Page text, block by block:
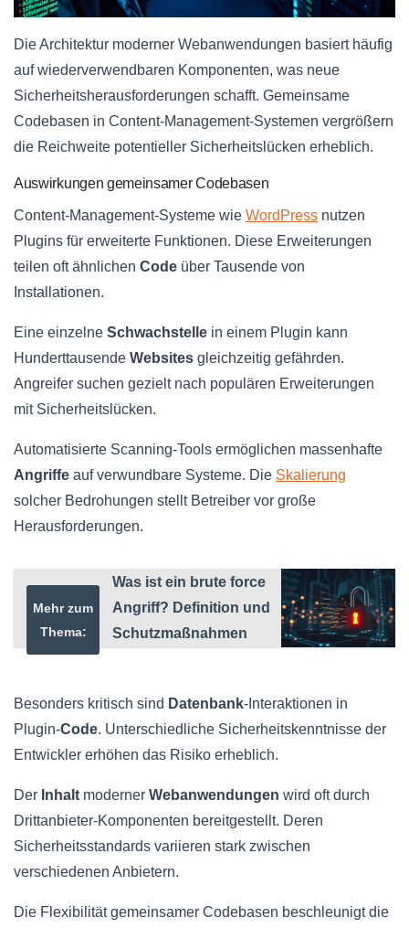
Die Architektur moderner Webanwendungen basiert häufig
auf wiederverwendbaren Komponenten, was neue
Sicherheitsherausforderungen schafft. Gemeinsame
Codebasen in Content-Management-Systemen vergrößern
die Reichweite potentieller Sicherheitslücken erheblich.
Auswirkungen gemeinsamer Codebasen
Content-Management-Systeme wie WordPress nutzen
Plugins für erweiterte Funktionen. Diese Erweiterungen
teilen oft ähnlichen Code über Tausende von
Installationen.
Eine einzelne Schwachstelle in einem Plugin kann
Hunderttausende Websites gleichzeitig gefährden.
Angreifer suchen gezielt nach populären Erweiterungen
mit Sicherheitslücken.
Automatisierte Scanning-Tools ermöglichen massenhafte
Angriffe auf verwundbare Systeme. Die Skalierung
solcher Bedrohungen stellt Betreiber vor große
Herausforderungen.
Mehr zum
Thema:
Was ist ein brute force
Angriff? Definition und
Schutzmaßnahmen
Besonders kritisch sind Datenbank-Interaktionen in
Plugin-Code. Unterschiedliche Sicherheitskenntnisse der
Entwickler erhöhen das Risiko erheblich.
Der Inhalt moderner Webanwendungen wird oft durch
Drittanbieter-Komponenten bereitgestellt. Deren
Sicherheitsstandards variieren stark zwischen
verschiedenen Anbietern.
Die Flexibilität gemeinsamer Codebasen beschleunigt die